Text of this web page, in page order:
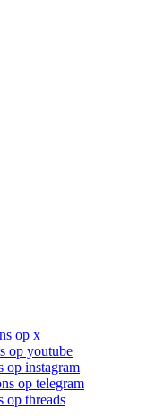
op x
op youtube
op instagram
op telegram
op threads